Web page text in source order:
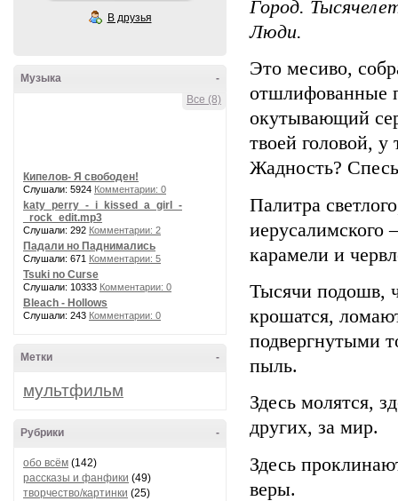
В друзья
-
Музыка
Все (8)
Кипелов- Я свободен!
Слушали: 5924 Комментарии: 0
katy_perry_-_i_kissed_a_girl_-
_rock_edit.mp3
Слушали: 292 Комментарии: 2
Падали но Паднимались
Слушали: 671 Комментарии: 5
Tsuki no Curse
Слушали: 10333 Комментарии: 0
Bleach - Hollows
Слушали: 243 Комментарии: 0
-
Метки
мультфильм
-
Рубрики
обо всём (142)
рассказы и фанфики (49)
творчество/картинки (25)
Город.
Люди.
Это месиво,
отшлифованные
окутывающий
твоей головой,
Жадность?
Палитра
иерусалимского
карамели и
Тысячи подошв,
крошатся,
подвергнутыми
пыль.
Здесь молятся,
других, за мир.
Здесь
веры.